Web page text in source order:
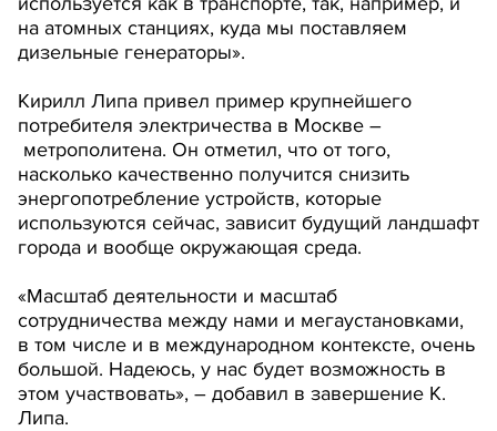
на атомных станциях, куда мы поставляем
дизельные генераторы».
Кирилл Липа привел пример крупнейшего
потребителя электричества в Москве –
метрополитена. Он отметил, что от того,
насколько качественно получится снизить
энергопотребление устройств, которые
используются сейчас, зависит будущий ландшафт
города и вообще окружающая среда.
«Масштаб деятельности и масштаб
сотрудничества между нами и мегаустановками,
в том числе и в международном контексте, очень
большой. Надеюсь, у нас будет возможность в
этом участвовать», – добавил в завершение К.
Липа.